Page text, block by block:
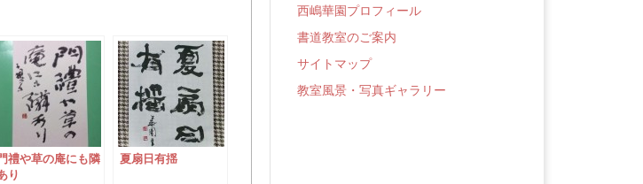
禮や草の庵にも隣
り
夏扇日有揺
西嶋華園プロフィール
書道教室のご案内
サイトマップ
教室風景・写真ギャラリー